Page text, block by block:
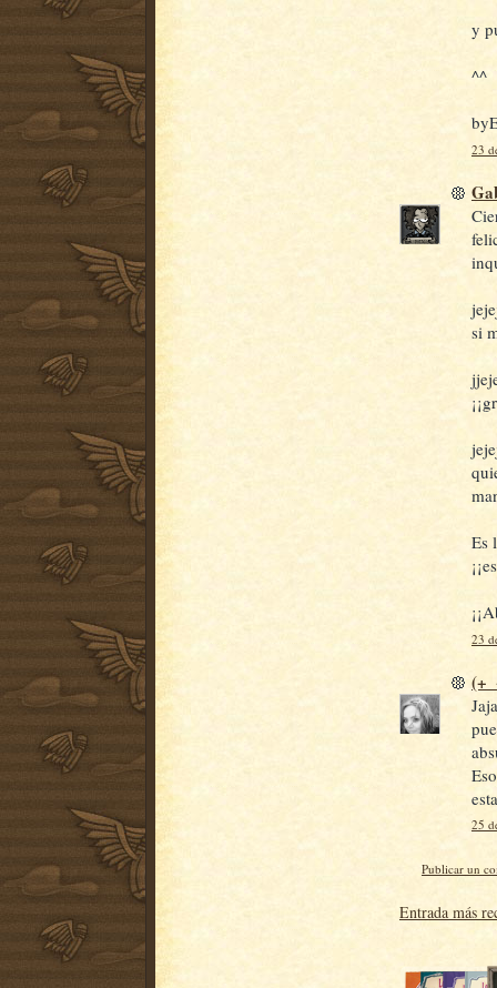
y
^^
23
si
Es
23
25
Publicar un
Entrada más